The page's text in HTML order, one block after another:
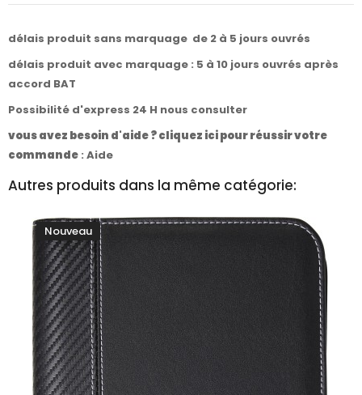
délais produit sans marquage de 2 à 5 jours ouvrés
délais produit avec marquage : 5 à 10 jours ouvrés après
accord BAT
Possibilité d'express 24 H nous consulter
vous avez besoin d'aide ? cliquez ici pour réussir votre
commande : Aide
Autres produits dans la même catégorie:
Nouveau